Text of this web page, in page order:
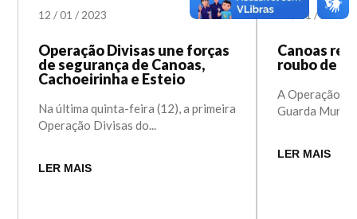
12 /01 /2023
Operação Divisas une forças
de segurança de Canoas,
Cachoeirinha e Esteio
Na última quinta-feira (12), a primeira
Operação Divisas do...
LER MAIS
01 /2023
Canoas
roubo de
A Operação
Guarda
LER MAIS